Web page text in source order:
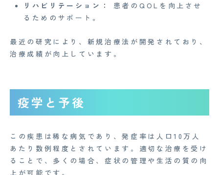
リハビリテーション：
患者のQOLを向上させ
るためのサポート。
最近の研究により、新規治療法が開発されており、
治療成績が向上しています。
疫学と予後
この疾患は稀な病気であり、発症率は人口10万人
あたり数例程度とされています。適切な治療を受け
ることで、多くの場合、症状の管理や生活の質の向
上が可能です。